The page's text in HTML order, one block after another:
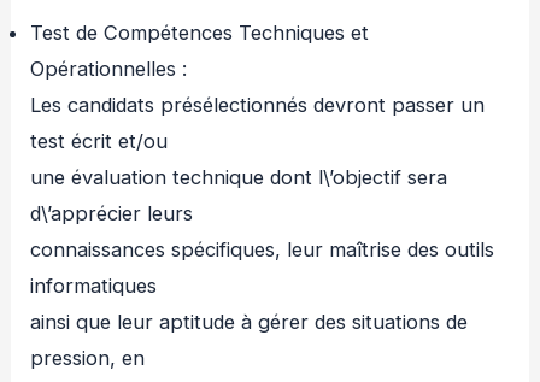
Test de Compétences Techniques et
Opérationnelles :
Les candidats présélectionnés devront passer un
test écrit et/ou
une évaluation technique dont l\’objectif sera
d\’apprécier leurs
connaissances spécifiques, leur maîtrise des outils
informatiques
ainsi que leur aptitude à gérer des situations de
pression, en